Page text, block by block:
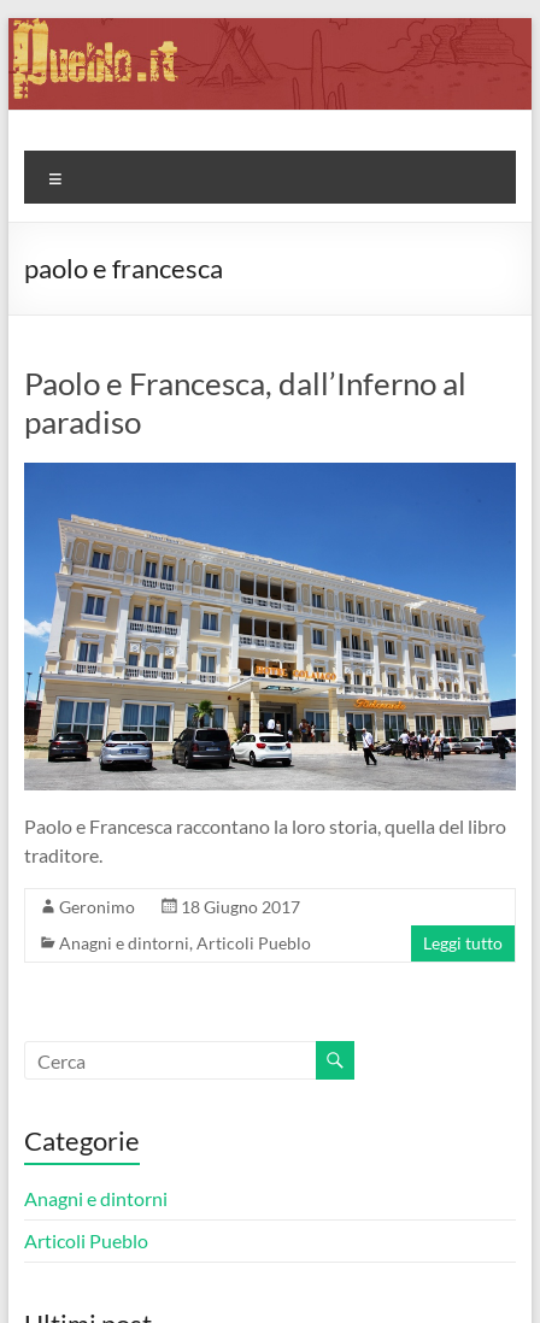
Salta
al
contenuto
Pueblo.it
Fabio Forte, ovvero: il richiamo della Foresta
paolo e francesca
Paolo e Francesca, dall’Inferno al
paradiso
Paolo e Francesca raccontano la loro storia, quella del libro
traditore.
Geronimo
18 Giugno 2017
Anagni e dintorni,Articoli Pueblo Leggi tutto
Categorie
Anagni e dintorni
Articoli Pueblo